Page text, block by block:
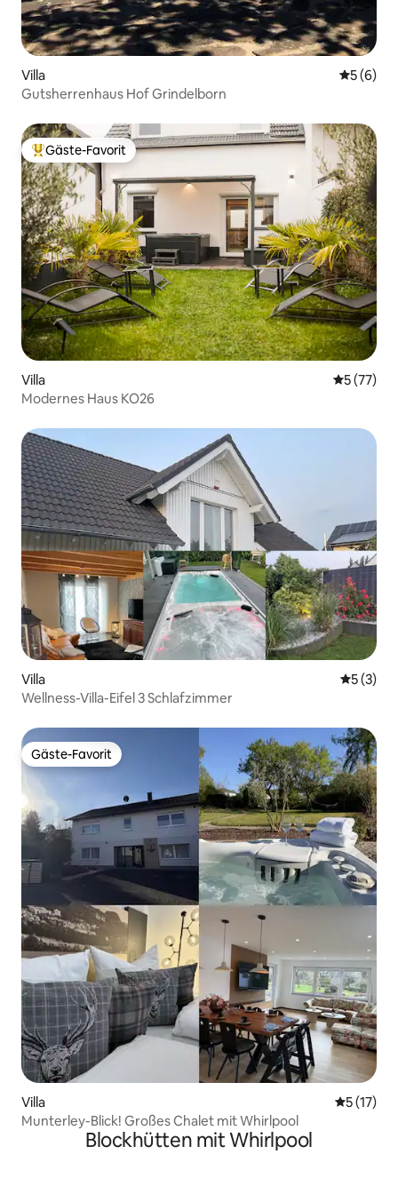
Villa
5 (6)
Gutsherrenhaus Hof Grindelborn
Beliebter Gäste-Favorit.
Gäste-Favorit
Villa
5 (77)
Modernes Haus KO26
Villa
5 (3)
Wellness-Villa-Eifel 3 Schlafzimmer
Gäste-Favorit
Gäste-Favorit
Villa
5 (17)
Munterley-Blick! Großes Chalet mit Whirlpool
Blockhütten mit Whirlpool